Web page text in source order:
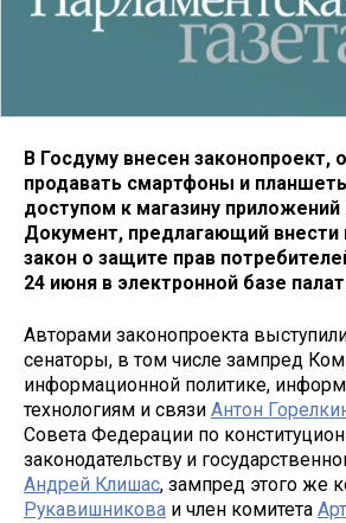
В Госдуму внесен
продавать смартфоны и
доступом к магазину приложений
Документ, предлагающий внести
закон о защите прав
24 июня в электронной базе
Авторами законопроекта
сенаторы, в том числе зампред
информационной политике,
технологиям и связи Антон
Совета Федерации по
законодательству и
Андрей Клишас, зампред этого же
Рукавишникова и член комитета